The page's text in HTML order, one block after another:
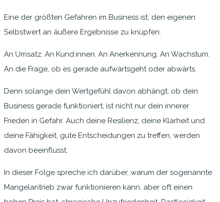
Eine der größten Gefahren im Business ist, den eigenen
Selbstwert an äußere Ergebnisse zu knüpfen.
An Umsatz. An Kund:innen. An Anerkennung. An Wachstum.
An die Frage, ob es gerade aufwärtsgeht oder abwärts.
Denn solange dein Wertgefühl davon abhängt, ob dein
Business gerade funktioniert, ist nicht nur dein innerer
Frieden in Gefahr. Auch deine Resilienz, deine Klarheit und
deine Fähigkeit, gute Entscheidungen zu treffen, werden
davon beeinflusst.
In dieser Folge spreche ich darüber, warum der sogenannte
Mangelantrieb zwar funktionieren kann, aber oft einen